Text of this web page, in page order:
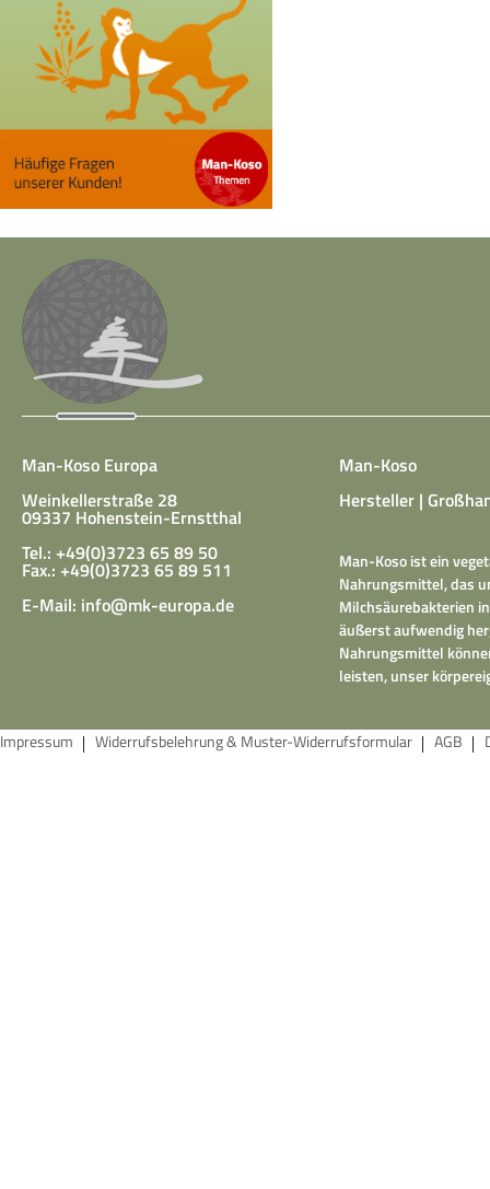
Man-Koso Europa
Weinkellerstraße 28
09337 Hohenstein-Ernstthal
Tel.: +49(0)3723 65 89 50
Fax.: +49(0)3723 65 89 511
E-Mail: info@mk-europa.de
Man-Koso
Hersteller |
Man-Koso ist ein
Nahrungsmittel, das
Milchsäurebakterien
äußerst aufwendig
Nahrungsmittel
leisten, unser
Impressum Widerrufsbelehrung & Muster-Widerrufsformular AGB